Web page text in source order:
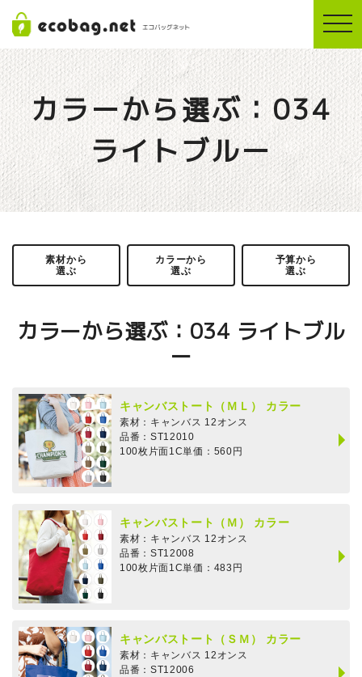
カラーから選ぶ：034
ライトブルー
素材から
選ぶ
カラーから
選ぶ
予算から
選ぶ
カラーから選ぶ：034 ライトブル
ー
キャンバストート（ＭＬ） カラー
素材： キャンバス 12オンス
品番：ST12010
100枚片面1C単価：560円
キャンバストート（Ｍ） カラー
素材： キャンバス 12オンス
品番：ST12008
100枚片面1C単価：483円
キャンバストート（ＳＭ） カラー
素材： キャンバス 12オンス
品番：ST12006